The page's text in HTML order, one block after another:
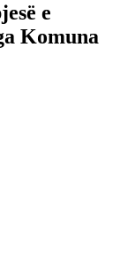
e
Komuna